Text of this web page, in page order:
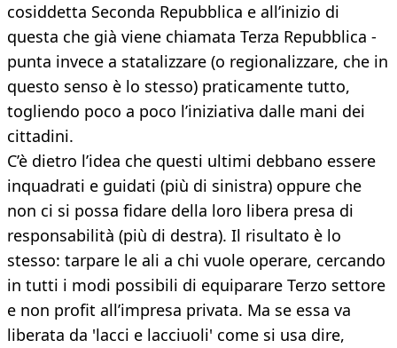
cosiddetta Seconda Repubblica e all’inizio di
questa che già viene chiamata Terza Repubblica -
punta invece a statalizzare (o regionalizzare, che in
questo senso è lo stesso) praticamente tutto,
togliendo poco a poco l’iniziativa dalle mani dei
cittadini.
C’è dietro l’idea che questi ultimi debbano essere
inquadrati e guidati (più di sinistra) oppure che
non ci si possa fidare della loro libera presa di
responsabilità (più di destra). Il risultato è lo
stesso: tarpare le ali a chi vuole operare, cercando
in tutti i modi possibili di equiparare Terzo settore
e non profit all’impresa privata. Ma se essa va
liberata da 'lacci e lacciuoli' come si usa dire,